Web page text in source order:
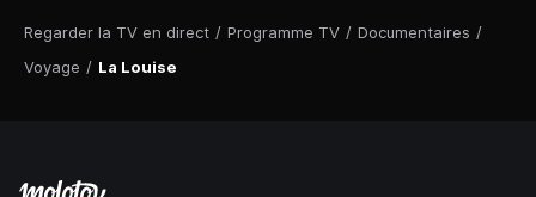
Regarder la TV en direct / Programme TV / Documentaires /
Voyage / La Louise